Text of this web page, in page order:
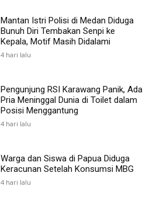
Mantan Istri Polisi di Medan Diduga
Bunuh Diri Tembakan Senpi ke
Kepala, Motif Masih Didalami
4 hari lalu
Pengunjung RSI Karawang Panik, Ada
Pria Meninggal Dunia di Toilet dalam
Posisi Menggantung
4 hari lalu
Warga dan Siswa di Papua Diduga
Keracunan Setelah Konsumsi MBG
4 hari lalu